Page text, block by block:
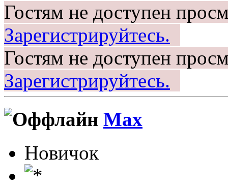
Гостям не доступен
Зарегистрируйтесь.
Гостям не доступен
Зарегистрируйтесь.
Маx
Новичок